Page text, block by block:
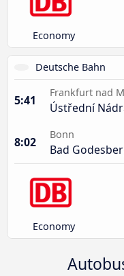
Economy
Deutsche Bahn
5:41
Frankfurt nad
Ústřední
8:02
Bonn
Bad
Economy